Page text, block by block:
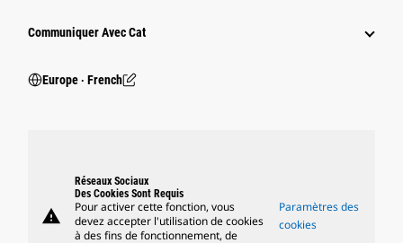
Communiquer Avec Cat
Europe ‧ French
warning
Réseaux Sociaux
Des Cookies Sont Requis
Pour activer cette fonction, vous
devez accepter l'utilisation de cookies
à des fins de fonctionnement, de
Paramètres des
cookies